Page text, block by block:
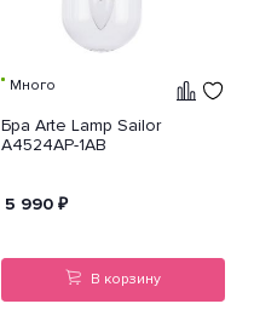
Много
Бра Arte Lamp Sailor
A4524AP-1AB
5 990 ₽
В корзину